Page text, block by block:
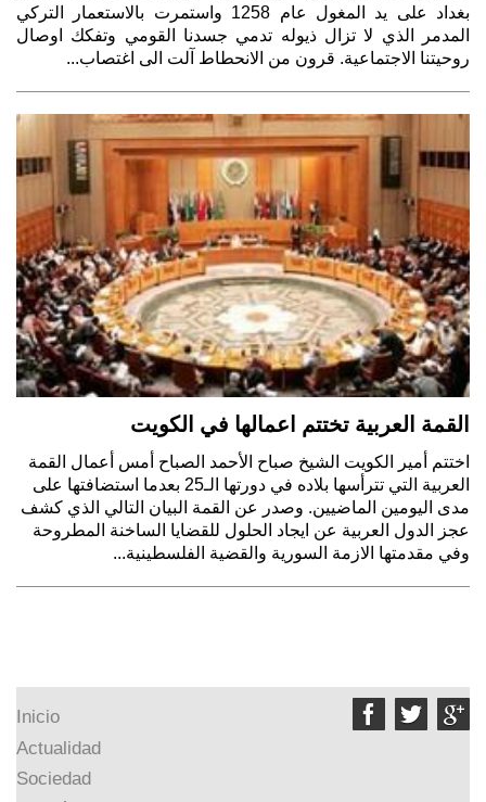
بغداد على يد المغول عام 1258 واستمرت بالاستعمار التركي
المدمر الذي لا تزال ذيوله تدمي جسدنا القومي وتفكك اوصال
روحيتنا الاجتماعية. قرون من الانحطاط آلت الى اغتصاب...
القمة العربية تختتم اعمالها في الكويت
اختتم أمير الكويت الشيخ صباح الأحمد الصباح أمس أعمال القمة
العربية التي تترأسها بلاده في دورتها الـ25 بعدما استضافتها على
مدى اليومين الماضيين. وصدر عن القمة البيان التالي الذي كشف
عجز الدول العربية عن ايجاد الحلول للقضايا الساخنة المطروحة
وفي مقدمتها الازمة السورية والقضية الفلسطينية...
  
Inicio
Actualidad
Sociedad